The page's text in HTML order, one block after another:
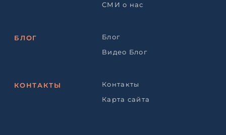
СМИ о нас
БЛОГ
Блог
Видео Блог
КОНТАКТЫ
Контакты
Карта сайта